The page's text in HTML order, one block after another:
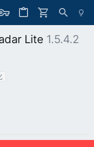
Lite 1.5.4.2